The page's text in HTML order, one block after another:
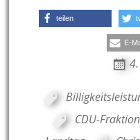
teilen
E-
CDU-